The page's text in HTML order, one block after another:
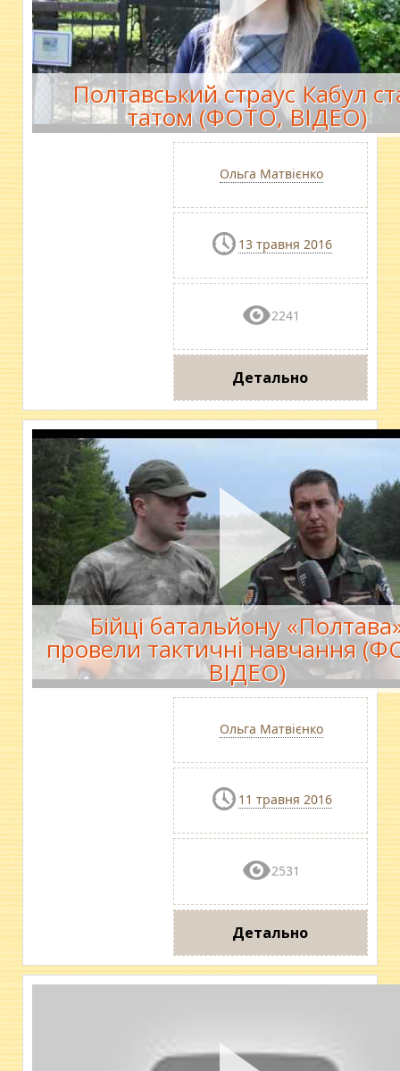
Полтавський страус Кабул
татом (ФОТО, ВІДЕО)
Ольга Матвієнко
13 травня 2016
2241
Детально
Бійці батальйону
провели тактичні навчання
ВІДЕО)
Ольга Матвієнко
11 травня 2016
2531
Детально